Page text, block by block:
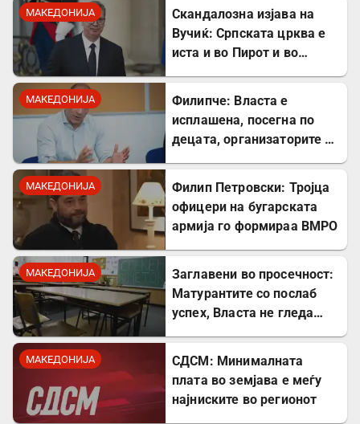
МАКЕДОНИЈА
Скандалозна изјава на
Вучиќ: Српската црква е
иста и во Пирот и во
МАКЕДОНИЈА
Филипче: Власта е
исплашена, посегна по
децата, организаторите и
МАКЕДОНИЈА
Филип Петровски: Тројца
офицери на бугарската
армија го формираа ВМРО
МАКЕДОНИЈА
Заглавени во просечност:
Матурантите со послаб
успех, Власта не гледа
МАКЕДОНИЈА
СДСМ: Минималната
плата во земјава е меѓу
најниските во регионот